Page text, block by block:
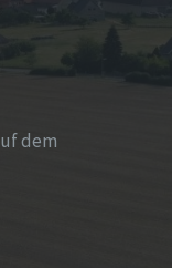
dem